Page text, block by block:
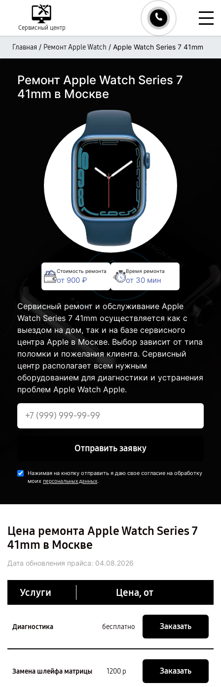
Сервисный центр
Главная / Ремонт Apple Watch / Apple Watch Series 7 41mm
Ремонт Apple Watch Series 7
41mm в Москве
Стоимость ремонта
от 900 ₽
Время ремонта
от 30 мин
Сервисный ремонт и обслуживание Apple
Watch Series 7 41mm осуществляется как с
выездом на дом, так и на базе сервисного
центра Apple в Москве. Выбор зависит от типа
поломки и пожелания клиента. Сервисный
центр располагает всем нужным
оборудованием для диагностики и устранения
проблем Apple Watch Apple.
Отправить заявку
Нажимая на кнопку отправить я даю свое согласие на обработку
моих персональных данных.
Цена ремонта Apple Watch Series 7
41mm в Москве
Дата обновления прайса: 04.08.2026
Услуги Цена, от
Диагностика бесплатно Заказать
Замена шлейфа матрицы 1200 р Заказать